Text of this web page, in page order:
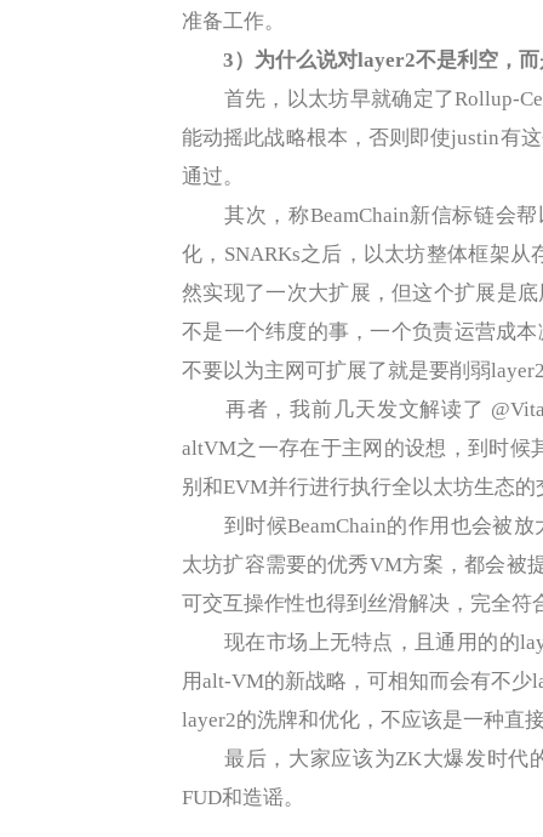
准备工作。
3）为什么说对layer2不是利空，
首先，以太坊早就确定了Rollup-
能动摇此战略根本，否则即使justin有
通过。
其次，称BeamChain新信标链会帮
化，SNARKs之后，以太坊整体框架
然实现了一次大扩展，但这个扩展是
不是一个纬度的事，一个负责运营成
不要以为主网可扩展了就是要削弱
再者，我前几天发文解读了
altVM之一存在于主网的设想，到时候
别和EVM并行进行执行全以太坊生态的
到时候BeamChain的作用也会被放
太坊扩容需要的优秀VM方案，都会被
可交互操作性也得到丝滑解决，完全符
现在市场上无特点，且通用的的
用alt-VM的新战略，可相知而会有不少
layer2的洗牌和优化，不应该是一种直
最后，大家应该为ZK大爆发时代
FUD和造谣。